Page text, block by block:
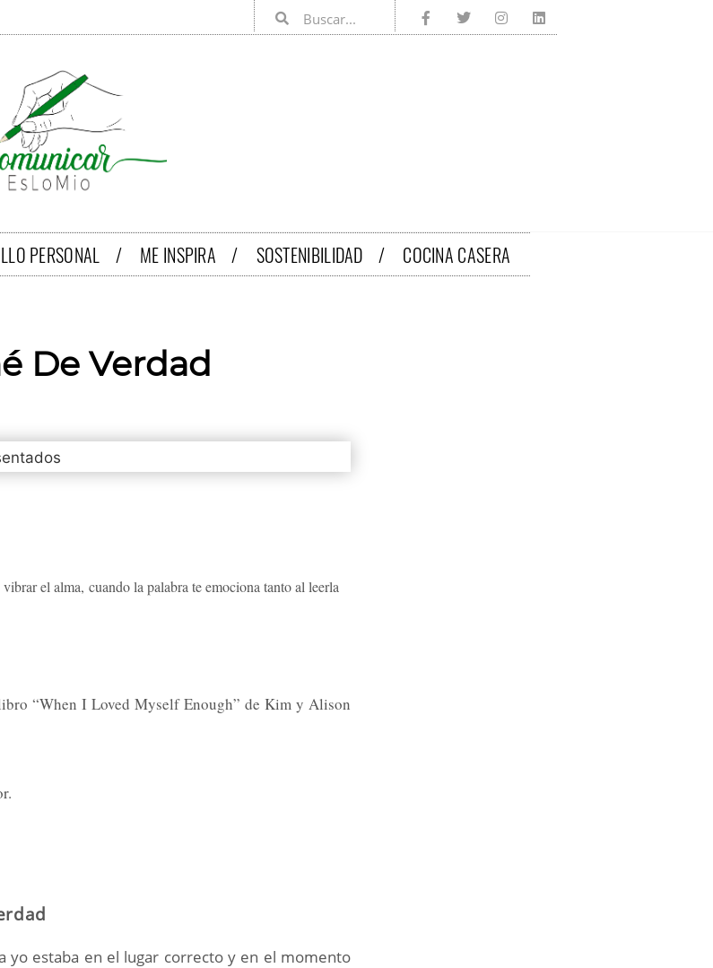
PERSONAL / ME INSPIRA / SOSTENIBILIDAD / COCINA CASERA
De Verdad
el alma, cuando la palabra te emociona tanto al leerla
“When I Loved Myself Enough” de Kim y Alison
yo estaba en el lugar correcto y en el momento